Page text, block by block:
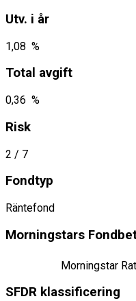
Utv. i år
1,08 %
Total avgift
0,36 %
Risk
2 / 7
Fondtyp
Räntefond
Morningstars
Morningstar
SFDR klassificering